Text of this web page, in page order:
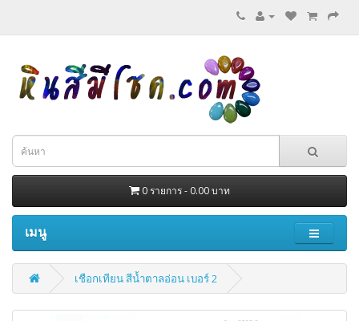
0 รายการ - 0.00 บาท
เมนู
เชือกเทียน สีน้ำตาลอ่อน เบอร์ 2